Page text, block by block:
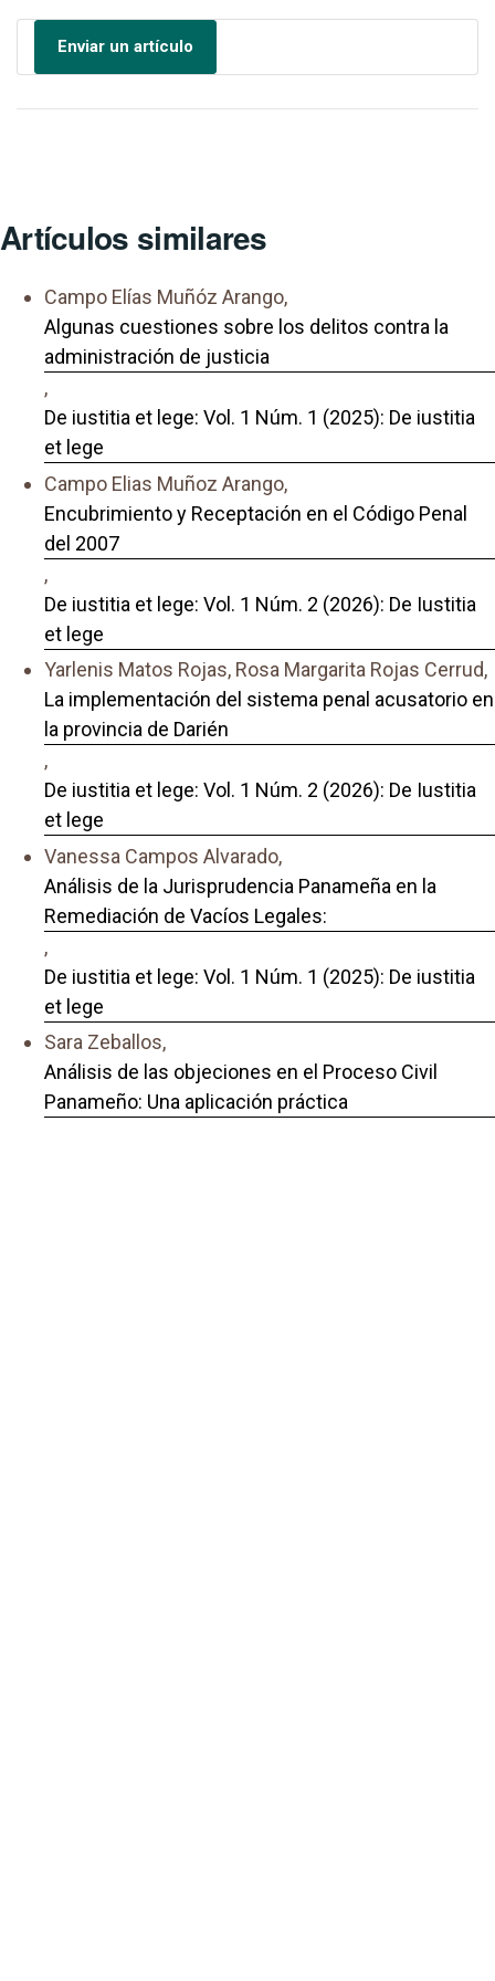
Enviar un artículo
Artículos similares
Campo Elías Muñóz Arango,
Algunas cuestiones sobre los delitos contra la
administración de justicia
,
De iustitia et lege: Vol. 1 Núm. 1 (2025): De iustitia
et lege
Campo Elias Muñoz Arango,
Encubrimiento y Receptación en el Código Penal
del 2007
,
De iustitia et lege: Vol. 1 Núm. 2 (2026): De Iustitia
et lege
Yarlenis Matos Rojas, Rosa Margarita Rojas Cerrud,
La implementación del sistema penal acusatorio en
la provincia de Darién
,
De iustitia et lege: Vol. 1 Núm. 2 (2026): De Iustitia
et lege
Vanessa Campos Alvarado,
Análisis de la Jurisprudencia Panameña en la
Remediación de Vacíos Legales:
,
De iustitia et lege: Vol. 1 Núm. 1 (2025): De iustitia
et lege
Sara Zeballos,
Análisis de las objeciones en el Proceso Civil
Panameño: Una aplicación práctica